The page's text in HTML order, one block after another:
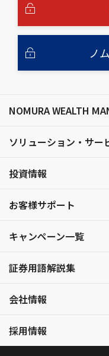
ノ
NOMURA WEALTH
ソリューション・サー
投資情報
お客様サポート
キャンペーン一覧
証券用語解説集
会社情報
採用情報